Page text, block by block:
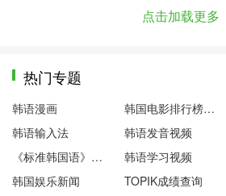
点击加载更多
热门专题
韩语漫画 韩国电影排行榜前十名
韩语输入法
韩语发音视频
《标准韩国语》第一册
韩语学习视频
韩国娱乐新闻
TOPIK成绩查询